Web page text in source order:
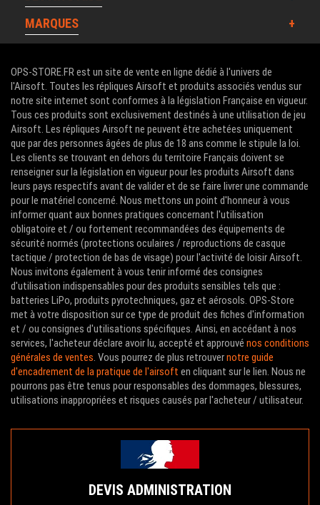
MARQUES
OPS-STORE.FR est un site de vente en ligne dédié à l'univers de
l'Airsoft. Toutes les répliques Airsoft et produits associés vendus sur
notre site internet sont conformes à la législation Française en vigueur.
Tous ces produits sont exclusivement destinés à une utilisation de jeu
Airsoft. Les répliques Airsoft ne peuvent être achetées uniquement
que par des personnes âgées de plus de 18 ans comme le stipule la loi.
Les clients se trouvant en dehors du territoire Français doivent se
renseigner sur la législation en vigueur pour les produits Airsoft dans
leurs pays respectifs avant de valider et de se faire livrer une commande
pour le matériel concerné. Nous mettons un point d'honneur à vous
informer quant aux bonnes pratiques concernant l'utilisation
obligatoire et / ou fortement recommandées des équipements de
sécurité normés (protections oculaires / reproductions de casque
tactique / protection de bas de visage) pour l'activité de loisir Airsoft.
Nous invitons également à vous tenir informé des consignes
d'utilisation indispensables pour des produits sensibles tels que :
batteries LiPo, produits pyrotechniques, gaz et aérosols. OPS-Store
met à votre disposition sur ce type de produit des fiches d'information
et / ou consignes d'utilisations spécifiques. Ainsi, en accédant à nos
services, l'acheteur déclare avoir lu, accepté et approuvé nos conditions
générales de ventes. Vous pourrez de plus retrouvernotre guide
d'encadrement de la pratique de l'airsoft en cliquant sur le lien. Nous ne
pourrons pas être tenus pour responsables des dommages, blessures,
utilisations inappropriées et risques causés par l'acheteur / utilisateur.
DEVIS ADMINISTRATION